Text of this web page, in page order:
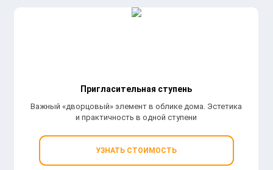
Пригласительная ступень
Важный «дворцовый» элемент в облике дома. Эстетика
и практичность в одной ступени
УЗНАТЬ СТОИМОСТЬ